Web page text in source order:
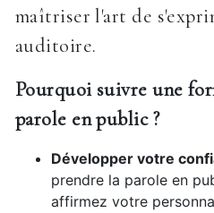
maîtriser l'art de
auditoire.
Pourquoi suivre une
parole en public ?
Développer votre
prendre la parole en
affirmez votre